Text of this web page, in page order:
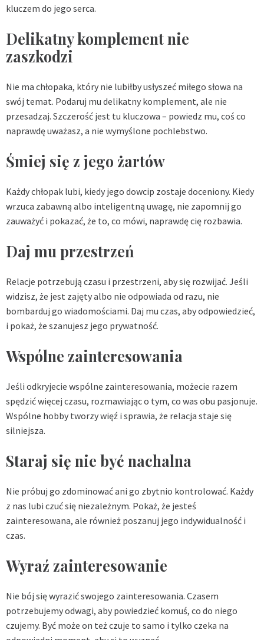
kluczem do jego serca.
Delikatny komplement nie
zaszkodzi
Nie ma chłopaka, który nie lubiłby usłyszeć miłego słowa na
swój temat. Podaruj mu delikatny komplement, ale nie
przesadzaj. Szczerość jest tu kluczowa – powiedz mu, coś co
naprawdę uważasz, a nie wymyślone pochlebstwo.
Śmiej się z jego żartów
Każdy chłopak lubi, kiedy jego dowcip zostaje doceniony. Kiedy
wrzuca zabawną albo inteligentną uwagę, nie zapomnij go
zauważyć i pokazać, że to, co mówi, naprawdę cię rozbawia.
Daj mu przestrzeń
Relacje potrzebują czasu i przestrzeni, aby się rozwijać. Jeśli
widzisz, że jest zajęty albo nie odpowiada od razu, nie
bombarduj go wiadomościami. Daj mu czas, aby odpowiedzieć,
i pokaż, że szanujesz jego prywatność.
Wspólne zainteresowania
Jeśli odkryjecie wspólne zainteresowania, możecie razem
spędzić więcej czasu, rozmawiając o tym, co was obu pasjonuje.
Wspólne hobby tworzy więź i sprawia, że relacja staje się
silniejsza.
Staraj się nie być nachalna
Nie próbuj go zdominować ani go zbytnio kontrolować. Każdy
z nas lubi czuć się niezależnym. Pokaż, że jesteś
zainteresowana, ale również poszanuj jego indywidualność i
czas.
Wyraź zainteresowanie
Nie bój się wyrazić swojego zainteresowania. Czasem
potrzebujemy odwagi, aby powiedzieć komuś, co do niego
czujemy. Być może on też czuje to samo i tylko czeka na